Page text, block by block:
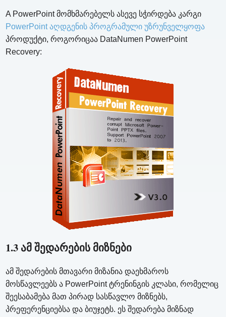
A PowerPoint მომხმარებელს ასევე სჭირდება კარგი
PowerPoint აღდგენის პროგრამული უზრუნველყოფა
პროდუქტი, როგორიცაა DataNumen PowerPoint
Recovery:
1.3 ამ შედარების მიზნები
ამ შედარების მთავარი მიზანია დაეხმაროს
მოსწავლეებს ა PowerPoint ტრენინგის კლასი, რომელიც
შეესაბამება მათ პირად სასწავლო მიზნებს,
პრეფერენციებსა და ბიუჯეტს. ეს შედარება მიზნად